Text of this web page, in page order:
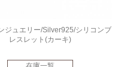
ジュエリー/Silver925/シリコンブ
レスレット(カーキ)